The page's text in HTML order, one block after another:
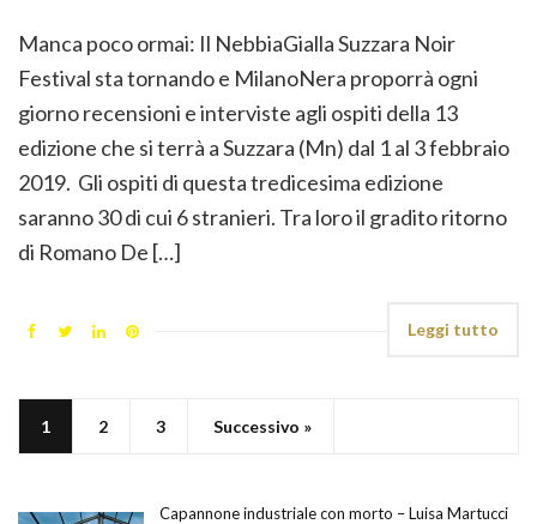
Manca poco ormai: Il NebbiaGialla Suzzara Noir
Festival sta tornando e MilanoNera proporrà ogni
giorno recensioni e interviste agli ospiti della 13
edizione che si terrà a Suzzara (Mn) dal 1 al 3 febbraio
2019. Gli ospiti di questa tredicesima edizione
saranno 30 di cui 6 stranieri. Tra loro il gradito ritorno
di Romano De […]
Leggi tutto
1 2 3 Successivo »
Capannone industriale con morto – Luisa Martucci